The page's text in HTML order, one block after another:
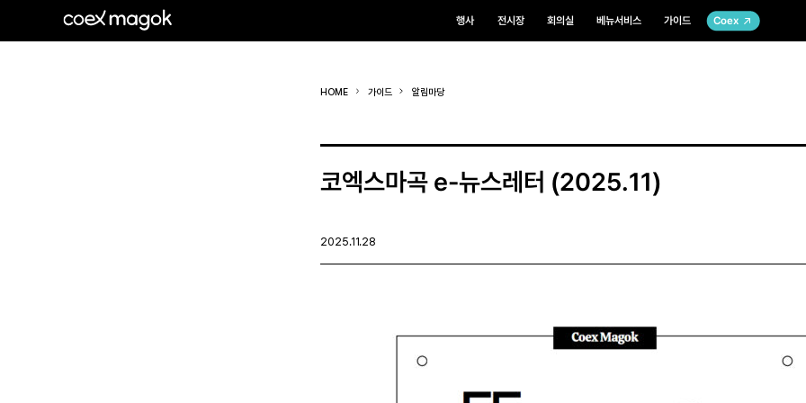
행사 전시장 회의실 베뉴서비스 가이드 Coex
HOME 가이드 알림마당
코엑스마곡 e-뉴스레터 (2025.11)
2025.11.28